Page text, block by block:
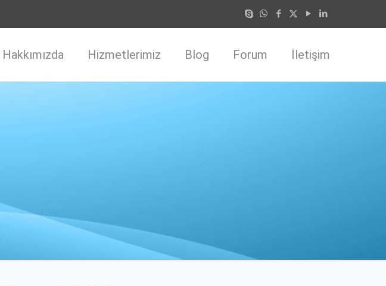
Hakkımızda Hizmetlerimiz Blog Forum İletişim